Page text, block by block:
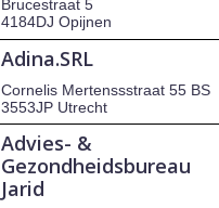
Brucestraat 5
4184DJ Opijnen
Adina.SRL
Cornelis Mertenssstraat 55 BS
3553JP Utrecht
Advies- &
Gezondheidsbureau
Jarid